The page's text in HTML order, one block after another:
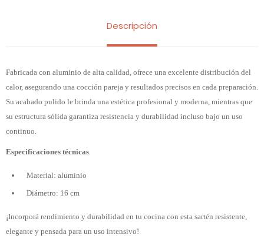
Descripción
Fabricada con aluminio de alta calidad, ofrece una excelente distribución del
calor, asegurando una cocción pareja y resultados precisos en cada preparación.
Su acabado pulido le brinda una estética profesional y moderna, mientras que
su estructura sólida garantiza resistencia y durabilidad incluso bajo un uso
continuo.
Especificaciones técnicas
Material: aluminio
Diámetro: 16 cm
¡Incorporá rendimiento y durabilidad en tu cocina con esta sartén resistente,
elegante y pensada para un uso intensivo!